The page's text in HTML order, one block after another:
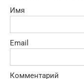
Имя
Email
Комментарий